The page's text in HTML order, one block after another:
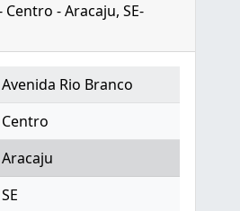
- Aracaju, SE-
Avenida Rio Branco
Centro
Aracaju
SE